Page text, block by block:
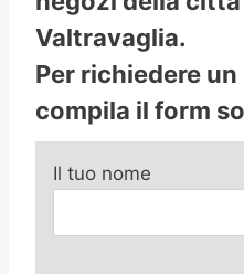
Valtravaglia.
Per richiedere
compila il form
Il tuo nome